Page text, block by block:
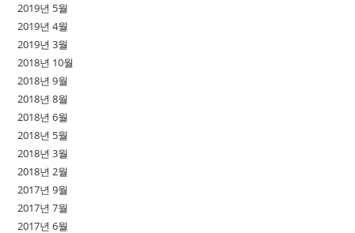
2019년 5월
2019년 4월
2019년 3월
2018년 10월
2018년 9월
2018년 8월
2018년 6월
2018년 5월
2018년 3월
2018년 2월
2017년 9월
2017년 7월
2017년 6월